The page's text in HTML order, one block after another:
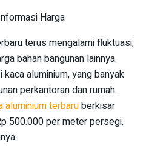
Harga
terus mengalami fluktuasi,
bahan bangunan lainnya.
aluminium, yang banyak
perkantoran dan rumah.
aluminium terbaruberkisar
500.000 per meter persegi,